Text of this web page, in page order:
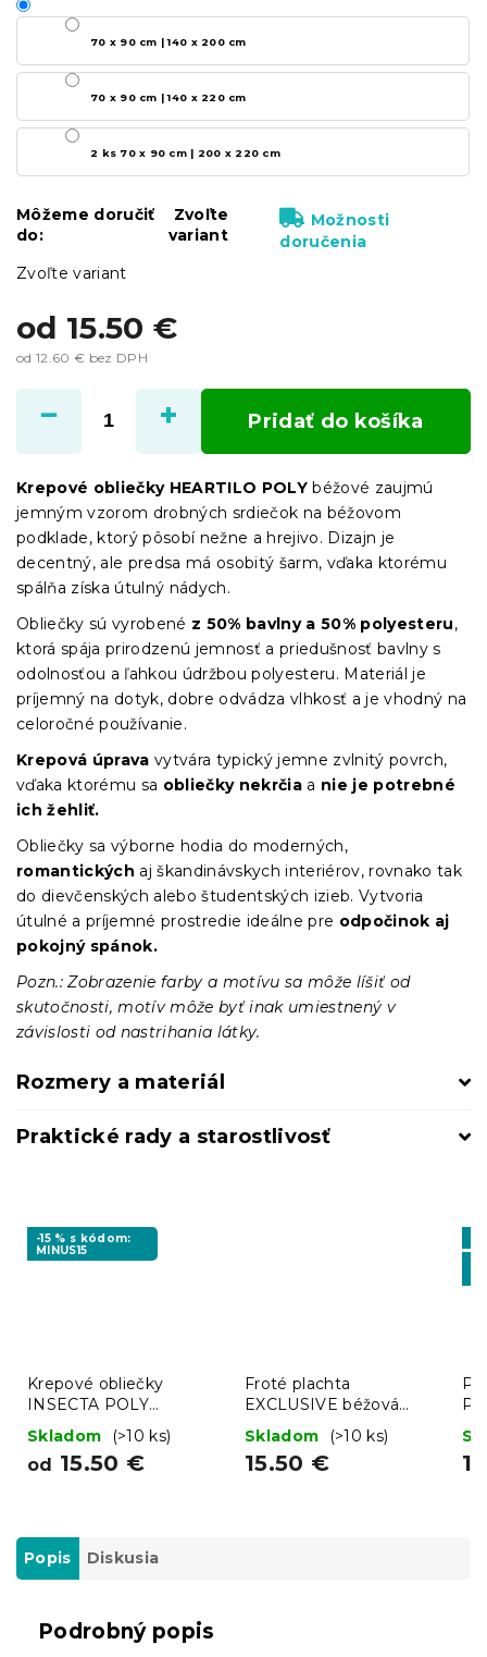
od 15.50 €
od 12.60 € bez DPH
cena:
Zvoľte variant
70 x 90 cm | 140 x 200 cm
70 x 90 cm | 140 x 220 cm
2 ks 70 x 90 cm | 200 x 220 cm
Môžeme doručiť
do:
Zvoľte
variant
Možnosti
doručenia
Pridať do košíka
Krepové obliečky HEARTILO POLY béžové zaujmú
jemným vzorom drobných srdiečok na béžovom
podklade, ktorý pôsobí nežne a hrejivo. Dizajn je
decentný, ale predsa má osobitý šarm, vďaka ktorému
spálňa získa útulný nádych.
Obliečky sú vyrobené z 50% bavlny a 50% polyesteru,
ktorá spája prirodzenú jemnosť a priedušnosť bavlny s
odolnosťou a ľahkou údržbou polyesteru. Materiál je
príjemný na dotyk, dobre odvádza vlhkosť a je vhodný na
celoročné používanie.
Krepová úprava vytvára typický jemne zvlnitý povrch,
vďaka ktorému sa obliečky nekrčia a nie je potrebné
ich žehliť.
Obliečky sa výborne hodia do moderných,
romantických aj škandinávskych interiérov, rovnako tak
do dievčenských alebo študentských izieb. Vytvoria
útulné a príjemné prostredie ideálne pre odpočinok aj
pokojný spánok.
Pozn.: Zobrazenie farby a motívu sa môže líšiť od
skutočnosti, motív môže byť inak umiestnený v
závislosti od nastrihania látky.
Rozmery a materiál
Praktické rady a starostlivosť
-15 % s kódom:
MINUS15
Krepové obliečky
INSECTA POLY
krémové
Skladom (>10 ks)
od 15.50 €
Froté plachta
EXCLUSIVE béžová
200x220 cm
Skladom (>10 ks)
15.50 €
Popis Diskusia
Podrobný popis